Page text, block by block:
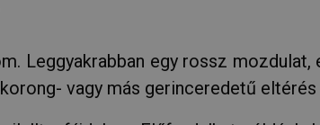
Leggyakrabban egy rossz mozdulat,
vagy más gerinceredetű